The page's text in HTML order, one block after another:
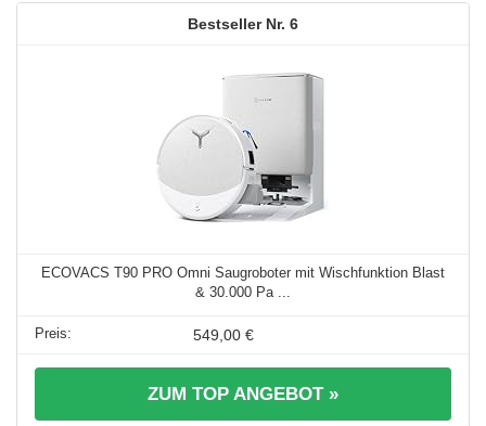
6
ECOVACS T90 PRO Omni Saugroboter mit Wischfunktion Blast
& 30.000 Pa ...
549,00 €
ZUM TOP ANGEBOT »